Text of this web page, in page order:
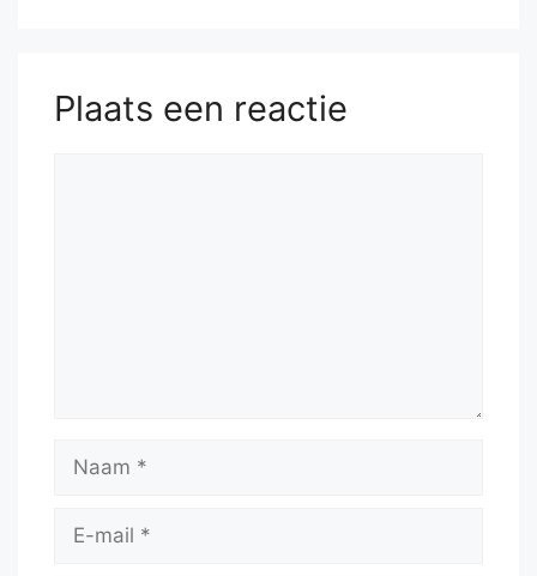
Kxe4 53.Kg2 Kf4
Plaats een reactie
Naam